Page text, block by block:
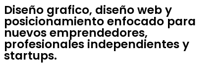
Diseño grafico, diseño web y
posicionamiento enfocado para
nuevos emprendedores,
profesionales independientes y
startups.